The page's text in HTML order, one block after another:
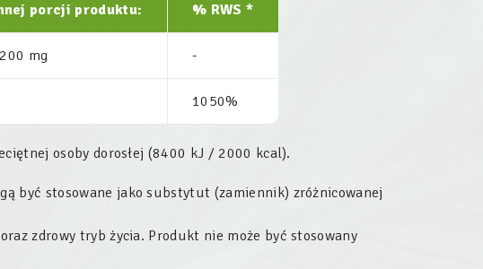
porcji produktu: % RWS *
mg -
1050%
osoby dorosłej (8400 kJ / 2000 kcal).
być stosowane jako substytut (zamiennik) zróżnicowanej
zdrowy tryb życia. Produkt nie może być stosowany